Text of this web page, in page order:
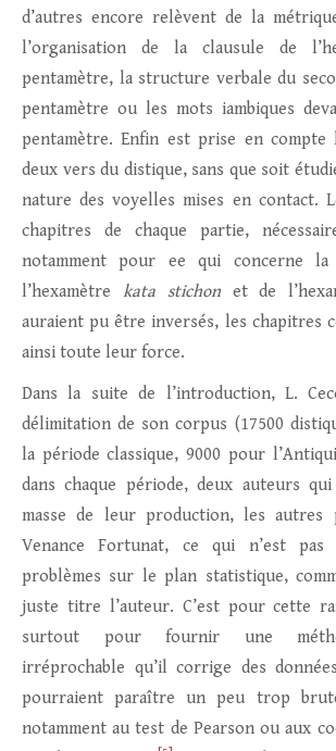
d’autres encore relèvent de la
l’organisation de la clausule de
pentamètre, la structure verbale du
pentamètre ou les mots iambiques
pentamètre. Enfin est prise en compte
deux vers du distique, sans que soit
nature des voyelles mises en contact.
chapitres de chaque partie,
notamment pour ee qui concerne la
l’hexamètre kata stichonet de
auraient pu être inversés, les chapitres
ainsi toute leur force.
Dans la suite de l’introduction, L.
délimitation de son corpus (17500
la période classique, 9000 pour
dans chaque période, deux auteurs
masse de leur production, les autres
Venance Fortunat, ce qui n’est pas
problèmes sur le plan statistique,
juste titre l’auteur. C’est pour cette
surtout pour fournir une
irréprochable qu’il corrige des
pourraient paraître un peu trop
notamment au test de Pearson ou aux